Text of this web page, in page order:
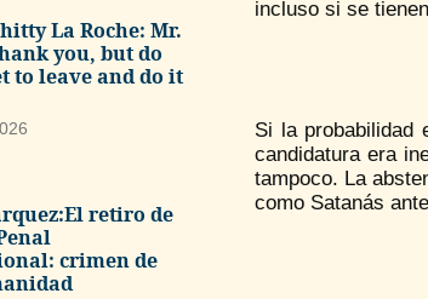
La Roche: Mr.
you, but do
to leave and do it
retiro de
crimen de
incluso si se
Si la probabilidad
candidatura era
tampoco. La
como Satanás